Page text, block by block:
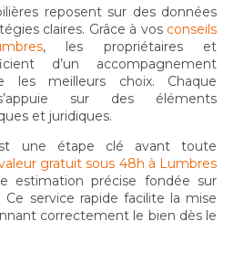
reposent sur des données
claires. Grâce à vos conseils
, les propriétaires et
d’un accompagnement
les meilleurs choix. Chaque
sur des éléments
et juridiques.
une étape clé avant toute
gratuit sous 48h à Lumbres
estimation précise fondée sur
service rapide facilite la mise
correctement le bien dès le